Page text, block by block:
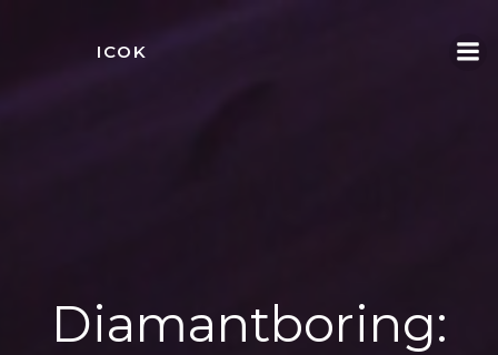
ICOK
Diamantboring: